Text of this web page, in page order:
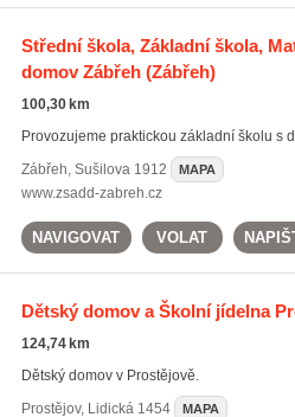
Střední škola, Základní škola,
domov Zábřeh(Zábřeh)
100,30 km
Provozujeme praktickou základní školu s
Zábřeh, Sušilova 1912 MAPA
www.zsadd-zabreh.cz
NAVIGOVAT VOLAT
Dětský domov a Školní jídelna
124,74 km
Dětský domov v Prostějově.
Prostějov, Lidická 1454 MAPA